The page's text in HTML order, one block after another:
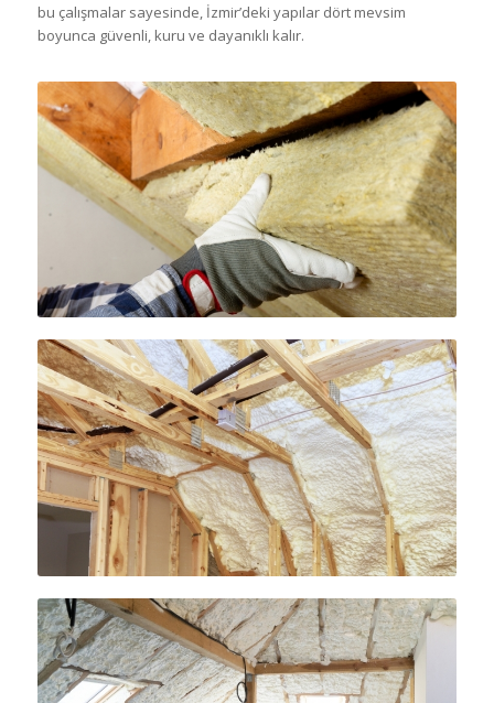
bu çalışmalar sayesinde, İzmir’deki yapılar dört mevsim
boyunca güvenli, kuru ve dayanıklı kalır.